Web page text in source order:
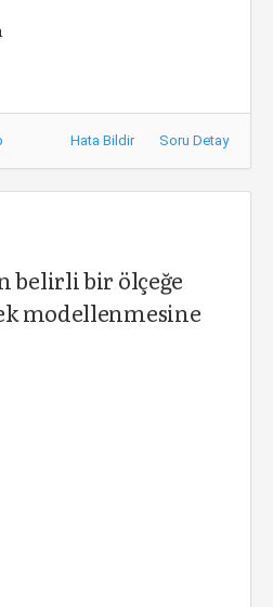
Hata Bildir Soru Detay
belirli bir ölçeğe
modellenmesine